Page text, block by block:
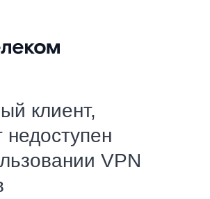
клиент,
VPN